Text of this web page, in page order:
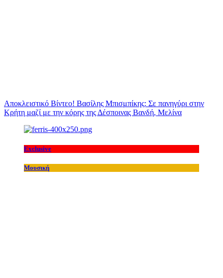
Αποκλειστικό Βίντεο! Βασίλης Μπισμπίκης: Σε πανηγύρι στην
Κρήτη μαζί με την κόρης της Δέσποινας Βανδή, Μελίνα
Exclusive
Μουσική